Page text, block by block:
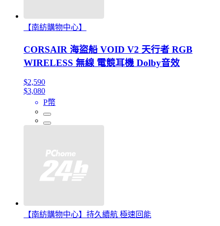
【南紡購物中心】
CORSAIR 海盜船 VOID V2 天行者 RGB
WIRELESS 無線 電競耳機 Dolby音效
$2,590
$3,080
P幣
【南紡購物中心】持久續航 極速回能